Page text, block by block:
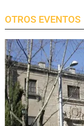
OTROS EVENTOS